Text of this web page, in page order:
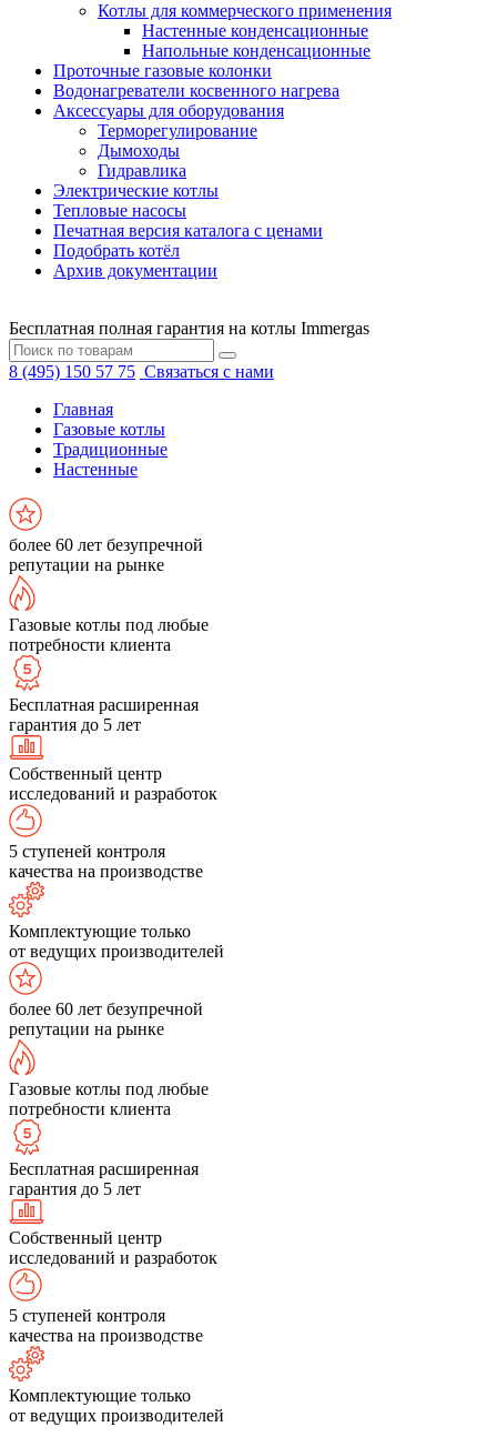
Котлы для коммерческого применения
Настенные конденсационные
Напольные конденсационные
Проточные газовые колонки
Водонагреватели косвенного нагрева
Аксессуары для оборудования
Терморегулирование
Дымоходы
Гидравлика
Электрические котлы
Тепловые насосы
Печатная версия каталога с ценами
Подобрать котёл
Архив документации
Бесплатная полная гарантия на котлы Immergas
8 (495) 150 57 75 Связаться с нами
Главная
Газовые котлы
Традиционные
Настенные
более 60 лет безупречной
репутации на рынке
Газовые котлы под любые
потребности клиента
Бесплатная расширенная
гарантия до 5 лет
Собственный центр
исследований и разработок
5 ступеней контроля
качества на производстве
Комплектующие только
от ведущих производителей
более 60 лет безупречной
репутации на рынке
Газовые котлы под любые
потребности клиента
Бесплатная расширенная
гарантия до 5 лет
Собственный центр
исследований и разработок
5 ступеней контроля
качества на производстве
Комплектующие только
от ведущих производителей